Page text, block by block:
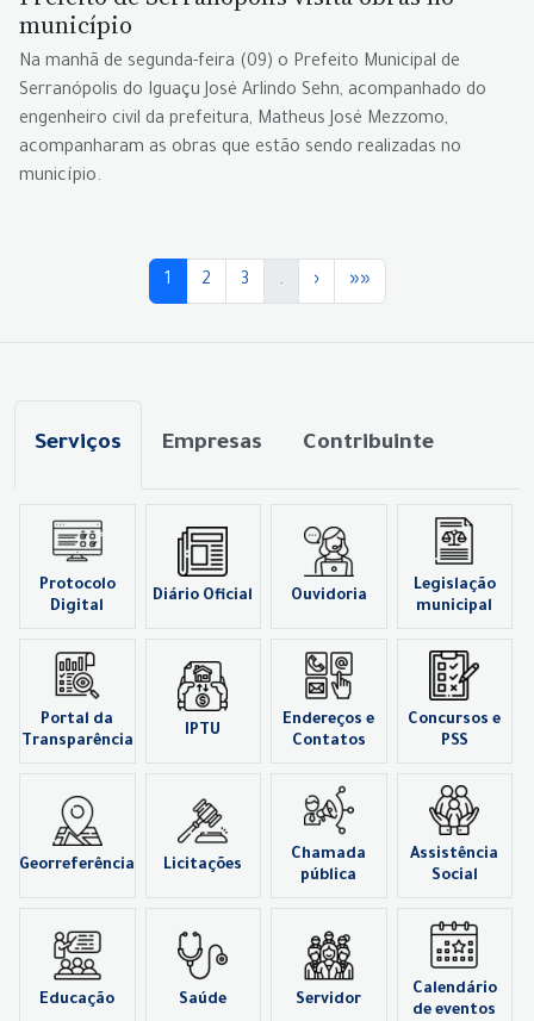
município
Na manhã de segunda-feira (09) o Prefeito Municipal de
Serranópolis do Iguaçu José Arlindo Sehn, acompanhado do
engenheiro civil da prefeitura, Matheus José Mezzomo,
acompanharam as obras que estão sendo realizadas no
município.
1 2 3 . › »»
Serviços Empresas Contribuinte
Protocolo
Digital
Diário Oficial Ouvidoria
Legislação
municipal
Portal da
Transparência
IPTU
Endereços e
Contatos
Concursos e
PSS
Georreferência Licitações
Chamada
pública
Assistência
Social
Educação Saúde Servidor
Calendário
de eventos